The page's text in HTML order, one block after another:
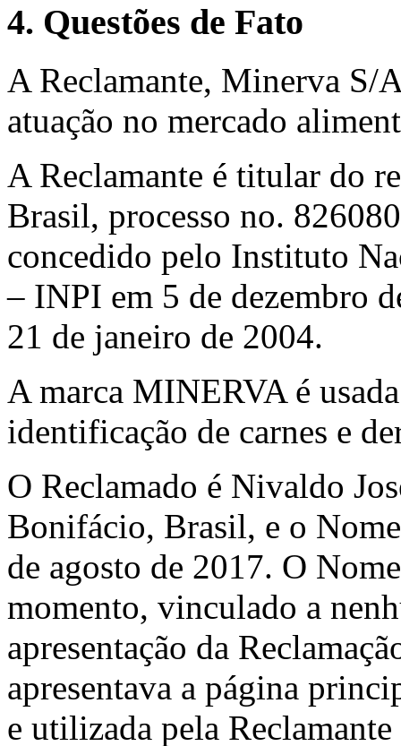
4. Questões de Fato
A Reclamante, Minerva S/
atuação no mercado
A Reclamante é titular do
Brasil, processo no.
concedido pelo Instituto
– INPI em 5 de dezembro
21 de janeiro de 2004.
A marca MINERVA é
identificação de carnes e
O Reclamado é Nivaldo
Bonifácio, Brasil, e o
de agosto de 2017. O
momento, vinculado a
apresentação da
apresentava a página
e utilizada pela